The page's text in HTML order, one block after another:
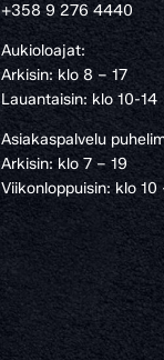
+358 9 276 4440
Aukioloajat:
Arkisin: klo 8 – 17
Lauantaisin: klo 10-14
Asiakaspalvelu
Arkisin: klo 7 – 19
Viikonloppuisin: klo 10